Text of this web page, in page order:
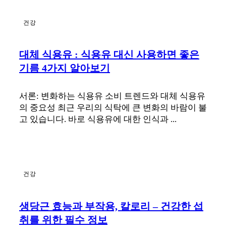
건강
대체 식용유 : 식용유 대신 사용하면 좋은
기름 4가지 알아보기
서론: 변화하는 식용유 소비 트렌드와 대체 식용유
의 중요성 최근 우리의 식탁에 큰 변화의 바람이 불
고 있습니다. 바로 식용유에 대한 인식과 ...
건강
생당근 효능과 부작용, 칼로리 – 건강한 섭
취를 위한 필수 정보